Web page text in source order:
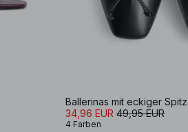
Ballerinas mit eckiger
34,96 EUR 49,95 EUR
4 Farben